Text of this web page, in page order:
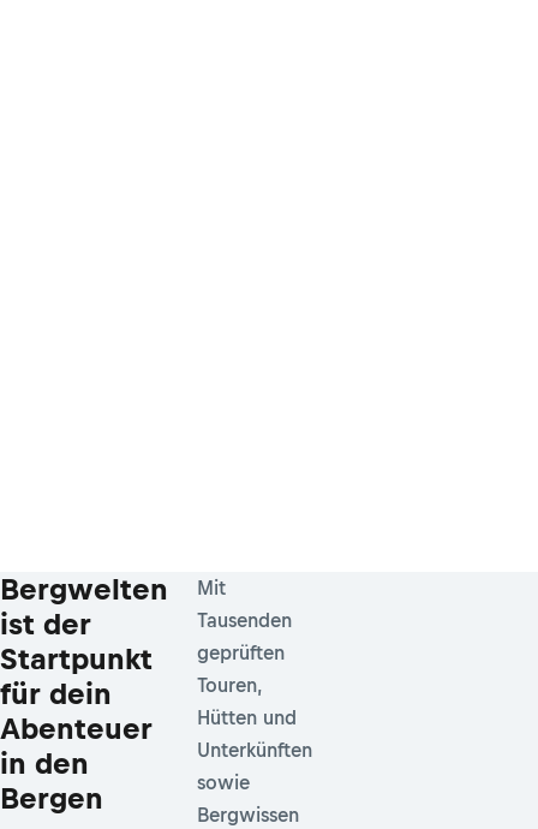
Bergwelten
ist der
Startpunkt
für dein
Abenteuer
in den
Bergen
Mit
Tausenden
geprüften
Touren,
Hütten und
Unterkünften
sowie
Bergwissen